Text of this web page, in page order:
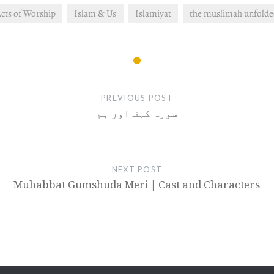
of Worship Islam & Us Islamiyat the muslimah
PREVIOUS POST
سورہ کہف اور ہم
NEXT POST
Muhabbat Gumshuda Meri | Cast and Characters